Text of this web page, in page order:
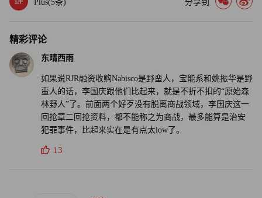
商业社会，无法避免野蛮人的出现，但是积极的商业文明
国庆表现出的这样。（财富中文网）
Plus(5条) 分享到
精彩评论
东晴西雨
如果说RJR融资收购Nabisco是野蛮人，宝能系和姚振华是野
蛮人的话，李国庆跟他们比起来，就是不折不扣的“原始森
林野人”了。前面两个好歹没有脱离商战领域，李国庆这一
回抢章二回抢资料，都不能称之为商战，最多能算是治安
犯罪事件，比起来实在是有点太low了。
13